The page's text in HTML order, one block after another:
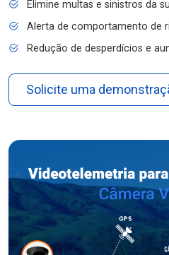
Elimine multas e sinistros da
Alerta de comportamento de
Redução de desperdícios e
Solicite uma